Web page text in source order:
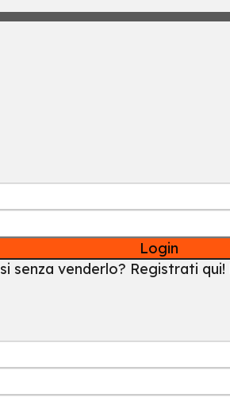
Login
senza venderlo? Registrati qui!